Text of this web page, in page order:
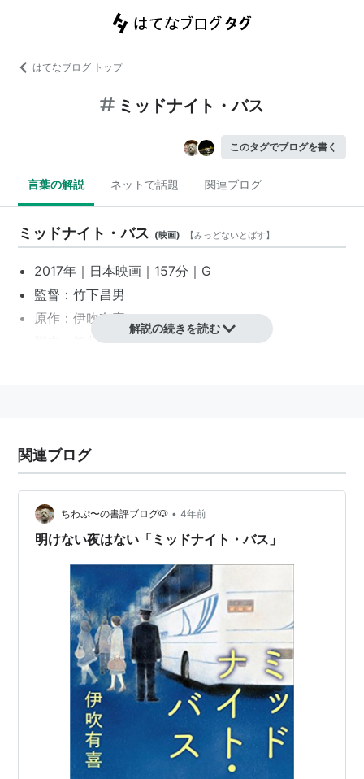
はてなブログ トップ
ミッドナイト・バス
このタグでブログを書く
言葉の解説 ネットで話題 関連ブログ
ミッドナイト・バス (映画) 【みっどないとばす】
2017年｜ 日本映画 ｜157分｜G
監督：竹下昌男
原作：伊吹有喜
加藤正人
解説の続きを読む
関連ブログ
ちわぷ〜の書評ブログ🐶 • 4年前
明けない夜はない「ミッドナイト・バス」